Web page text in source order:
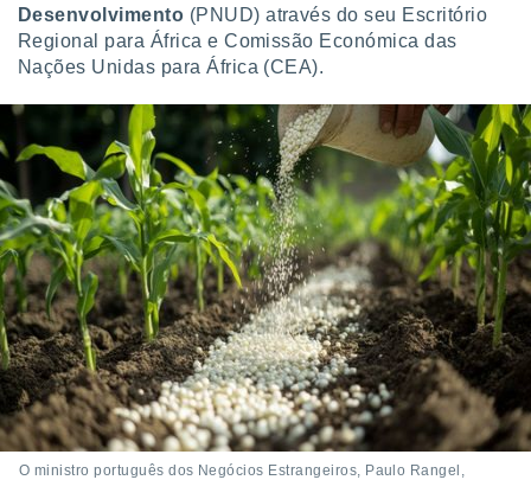
Desenvolvimento (PNUD) através do seu Escritório
Regional para África e Comissão Económica das
Nações Unidas para África (CEA).
O ministro português dos Negócios Estrangeiros, Paulo Rangel,